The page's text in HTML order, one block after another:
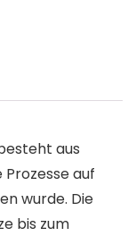
aus
auf
wurde. Die
bis zum